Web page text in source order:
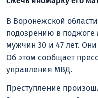
В Воронежской
подозрению в
мужчин 30 и 47 лет.
Об этом сообщает
управления МВД.
Преступление